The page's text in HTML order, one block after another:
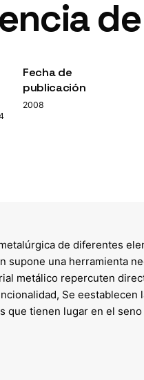
Fecha de
publicación
2008
de diferentes
supone una herramienta
metálico repercuten
Se
que tienen lugar en el